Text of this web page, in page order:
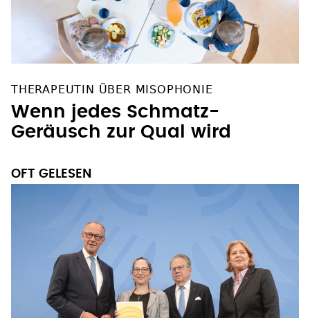
THERAPEUTIN ÜBER MISOPHONIE
Wenn jedes Schmatz-
Geräusch zur Qual wird
OFT GELESEN